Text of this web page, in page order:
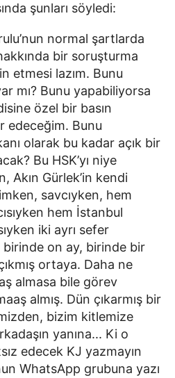
şunları söyledi:
normal şartlarda
bir soruşturma
etmesi lazım. Bunu
mı? Bunu yapabiliyorsa
özel bir basın
edeceğim. Bunu
olarak bu kadar açık bir
Bu HSK’yı niye
Akın Gürlek’in kendi
savcıyken, hem
hem İstanbul
iki ayrı sefer
on ay, birinde bir
ortaya. Daha ne
almasa bile görev
almış. Dün çıkarmış bir
bizim kitlemize
yanına... Ki o
edecek KJ yazmayın
WhatsApp grubuna yazı